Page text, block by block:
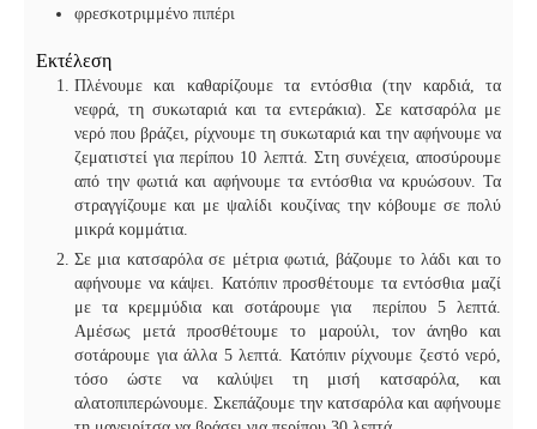
φρεσκοτριμμένο πιπέρι
Εκτέλεση
Πλένουμε και καθαρίζουμε τα εντόσθια (την καρδιά, τα
νεφρά, τη συκωταριά και τα εντεράκια). Σε κατσαρόλα με
νερό που βράζει, ρίχνουμε τη συκωταριά και την αφήνουμε να
ζεματιστεί για περίπου 10 λεπτά. Στη συνέχεια, αποσύρουμε
από την φωτιά και αφήνουμε τα εντόσθια να κρυώσουν. Τα
στραγγίζουμε και με ψαλίδι κουζίνας την κόβουμε σε πολύ
μικρά κομμάτια.
Σε μια κατσαρόλα σε μέτρια φωτιά, βάζουμε το λάδι και το
αφήνουμε να κάψει. Κατόπιν προσθέτουμε τα εντόσθια μαζί
με τα κρεμμύδια και σοτάρουμε για περίπου 5 λεπτά.
Αμέσως μετά προσθέτουμε το μαρούλι, τον άνηθο και
σοτάρουμε για άλλα 5 λεπτά. Κατόπιν ρίχνουμε ζεστό νερό,
τόσο ώστε να καλύψει τη μισή κατσαρόλα, και
αλατοπιπερώνουμε. Σκεπάζουμε την κατσαρόλα και αφήνουμε